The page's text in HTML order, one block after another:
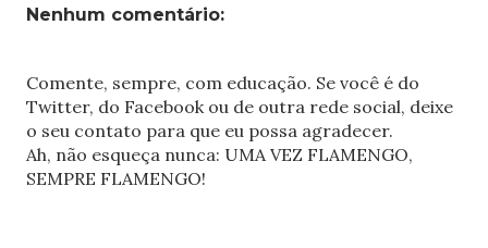
Nenhum comentário:
Comente, sempre, com educação. Se você é do
Twitter, do Facebook ou de outra rede social, deixe
o seu contato para que eu possa agradecer.
Ah, não esqueça nunca: UMA VEZ FLAMENGO,
SEMPRE FLAMENGO!